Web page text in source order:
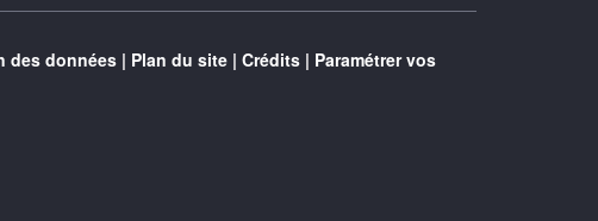
des données| Plan du site| Crédits| Paramétrer vos